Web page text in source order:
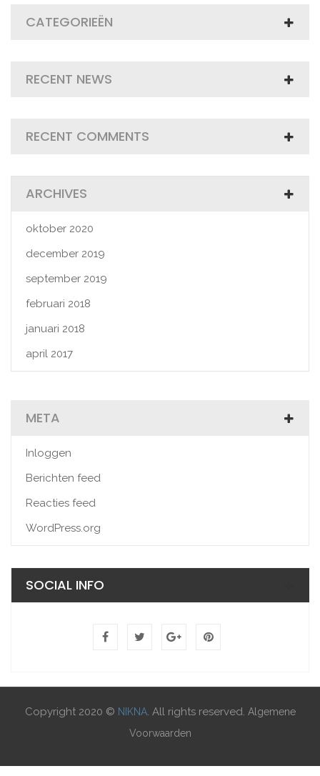
CATEGORIEËN
RECENT NEWS
RECENT COMMENTS
ARCHIVES
oktober 2020
december 2019
september 2019
februari 2018
januari 2018
april 2017
META
Inloggen
Berichten feed
Reacties feed
WordPress.org
SOCIAL INFO
Copyright 2020 © NIKNA. All rights reserved. Algemene
Voorwaarden